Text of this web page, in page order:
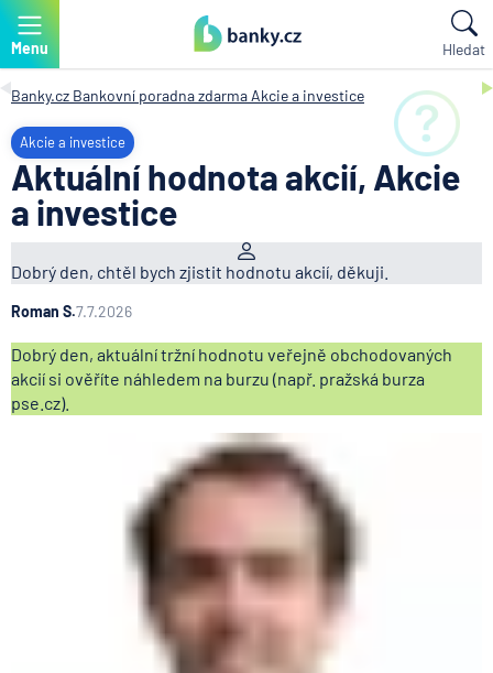
Menu Hledat
Banky.cz Bankovní poradna zdarma Akcie a investice
Akcie a investice
Aktuální hodnota akcií, Akcie
a investice
Dobrý den, chtěl bych zjistit hodnotu akcií, děkuji.
Roman S.7.7.2026
Dobrý den, aktuální tržní hodnotu veřejně obchodovaných
akcií si ověříte náhledem na burzu (např. pražská burza
pse.cz).